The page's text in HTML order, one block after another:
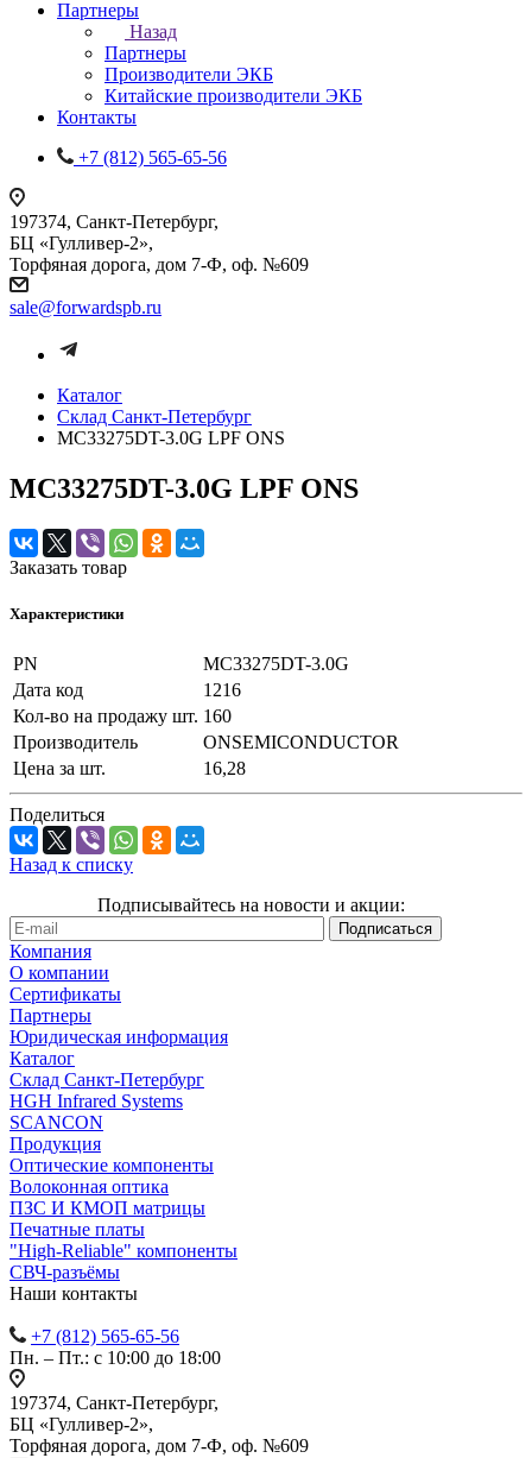
Партнеры
Назад
Партнеры
Производители ЭКБ
Китайские производители ЭКБ
Контакты
+7 (812) 565-65-56
197374, Санкт-Петербург,
БЦ «Гулливер-2»,
Торфяная дорога, дом 7-Ф, оф. №609
sale@forwardspb.ru
Каталог
Cклад Санкт-Петербург
MC33275DT-3.0G LPF ONS
MC33275DT-3.0G LPF ONS
Заказать товар
Характеристики
PN
MC33275DT-3.0G
Дата код
1216
Кол-во на продажу шт. 160
Производитель
ONSEMICONDUCTOR
Цена за шт.
16,28
Поделиться
Назад к списку
Подписывайтесь на новости и акции:
Компания
О компании
Сертификаты
Партнеры
Юридическая информация
Каталог
Cклад Санкт-Петербург
HGH Infrared Systems
SCANCON
Продукция
Оптические компоненты
Волоконная оптика
ПЗС И КМОП матрицы
Печатные платы
"High-Reliable" компоненты
СВЧ-разъёмы
Наши контакты
+7 (812) 565-65-56
Пн. – Пт.: с 10:00 до 18:00
197374, Санкт-Петербург,
БЦ «Гулливер-2»,
Торфяная дорога, дом 7-Ф, оф. №609